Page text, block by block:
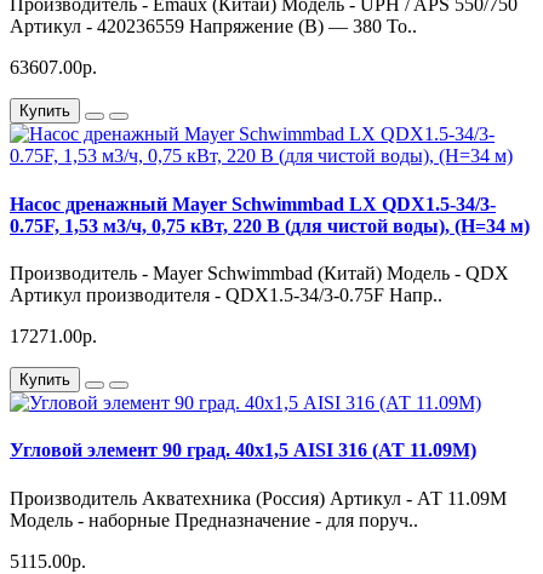
Производитель - Emaux (Китай) Модель - UPH / APS 550/750
Артикул - 420236559 Напряжение (В) — 380 То..
63607.00р.
Купить
Насос дренажный Mayer Schwimmbad LX QDX1.5-34/3-
0.75F, 1,53 м3/ч, 0,75 кВт, 220 В (для чистой воды), (H=34 м)
Производитель - Mayer Schwimmbad (Китай) Модель - QDX
Артикул производителя - QDX1.5-34/3-0.75F Напр..
17271.00р.
Купить
Угловой элемент 90 град. 40х1,5 AISI 316 (АТ 11.09М)
Производитель Акватехника (Россия) Артикул - АТ 11.09М
Модель - наборные Предназначение - для поруч..
5115.00р.